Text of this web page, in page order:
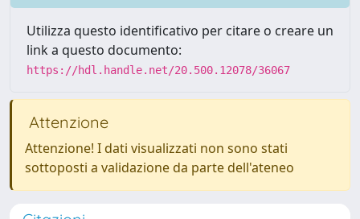
Utilizza questo identificativo per citare o creare un
link a questo documento:
https://hdl.handle.net/20.500.12078/36067
Attenzione
Attenzione! I dati visualizzati non sono stati
sottoposti a validazione da parte dell'ateneo